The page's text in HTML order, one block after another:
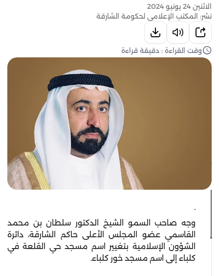
الاثنين 24 يونيو 2024
نشر: المكتب الإعلامي لحكومة الشارقة
وقت القراءة : دقيقة قراءة
.
وجه صاحب السمو الشيخ الدكتور سلطان بن محمد
القاسمي عضو المجلس الأعلى حاكم الشارقة، دائرة
الشؤون الإسلامية بتغيير اسم مسجد حي القلعة في
كلباء إلى اسم مسجد خور كلباء.